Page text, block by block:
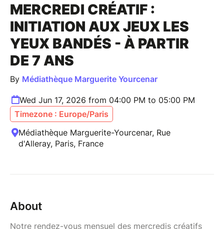
MERCREDI CRÉATIF :
INITIATION AUX JEUX LES
YEUX BANDÉS - À PARTIR
DE 7 ANS
By Médiathèque Marguerite Yourcenar
Wed Jun 17, 2026 from 04:00 PM to 05:00 PM
Timezone : Europe/Paris
Médiathèque Marguerite-Yourcenar, Rue
d'Alleray, Paris, France
About
Notre rendez-vous mensuel des mercredis créatifs